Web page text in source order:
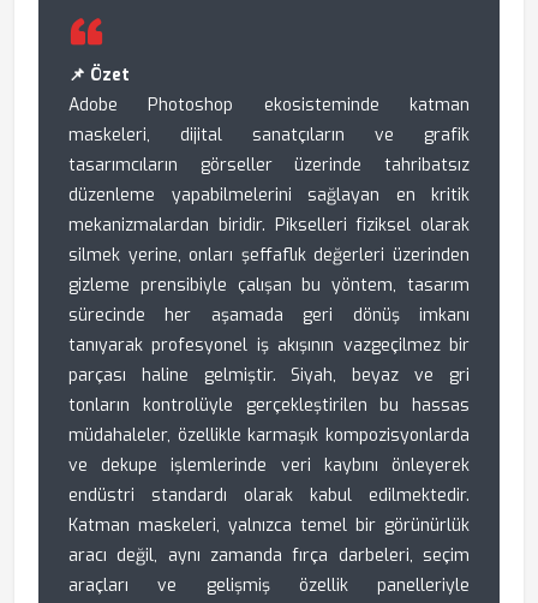
📌 Özet
Adobe Photoshop ekosisteminde katman
maskeleri, dijital sanatçıların ve grafik
tasarımcıların görseller üzerinde tahribatsız
düzenleme yapabilmelerini sağlayan en kritik
mekanizmalardan biridir. Pikselleri fiziksel olarak
silmek yerine, onları şeffaflık değerleri üzerinden
gizleme prensibiyle çalışan bu yöntem, tasarım
sürecinde her aşamada geri dönüş imkanı
tanıyarak profesyonel iş akışının vazgeçilmez bir
parçası haline gelmiştir. Siyah, beyaz ve gri
tonların kontrolüyle gerçekleştirilen bu hassas
müdahaleler, özellikle karmaşık kompozisyonlarda
ve dekupe işlemlerinde veri kaybını önleyerek
endüstri standardı olarak kabul edilmektedir.
Katman maskeleri, yalnızca temel bir görünürlük
aracı değil, aynı zamanda fırça darbeleri, seçim
araçları ve gelişmiş özellik panelleriyle